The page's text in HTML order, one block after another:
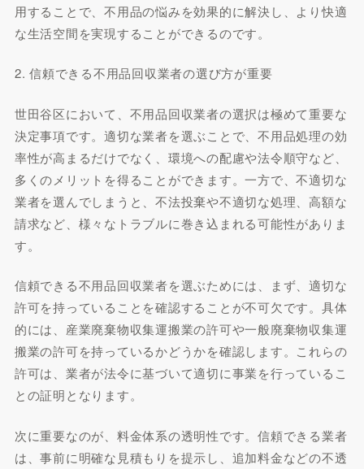
用することで、不用品の悩みを効果的に解決し、より快適
な生活空間を実現することができるのです。
2. 信頼できる不用品回収業者の選び方が重要
世田谷区において、不用品回収業者の選択は極めて重要な
決定事項です。適切な業者を選ぶことで、不用品処理の効
率性が高まるだけでなく、環境への配慮や法令順守など、
多くのメリットを得ることができます。一方で、不適切な
業者を選んでしまうと、不法投棄や不適切な処理、高額な
請求など、様々なトラブルに巻き込まれる可能性がありま
す。
信頼できる不用品回収業者を選ぶためには、まず、適切な
許可を持っていることを確認することが不可欠です。具体
的には、産業廃棄物収集運搬業の許可や一般廃棄物収集運
搬業の許可を持っているかどうかを確認します。これらの
許可は、業者が法令に基づいて適切に事業を行っているこ
との証明となります。
次に重要なのが、料金体系の透明性です。信頼できる業者
は、事前に明確な見積もりを提示し、追加料金などの不透